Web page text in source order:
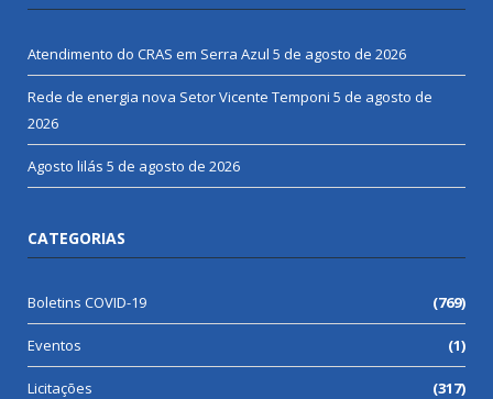
Atendimento do CRAS em Serra Azul 5 de agosto de 2026
Rede de energia nova Setor Vicente Temponi 5 de agosto de
2026
Agosto lilás 5 de agosto de 2026
CATEGORIAS
Boletins COVID-19 (769)
Eventos (1)
Licitações (317)